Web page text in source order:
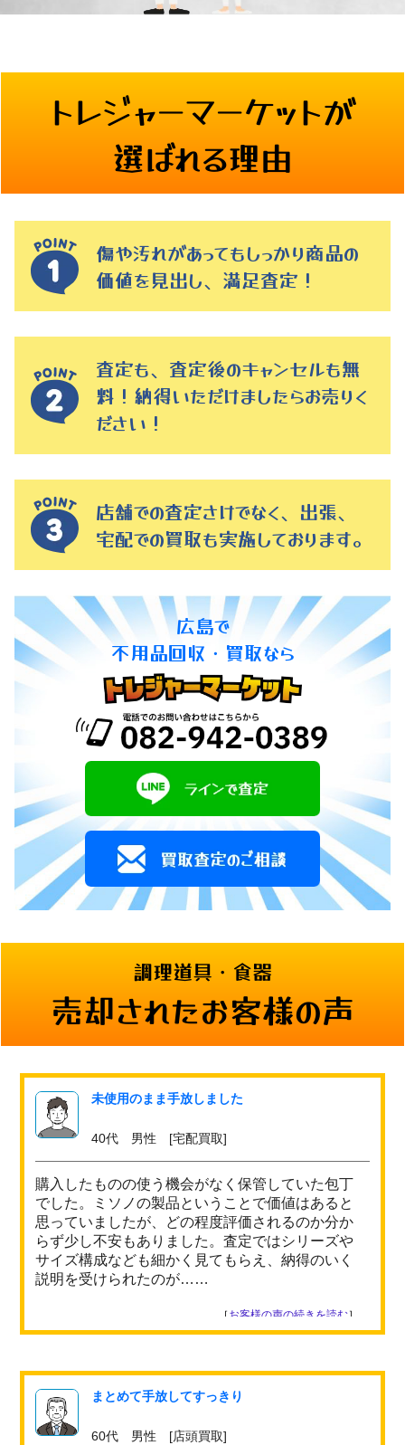
トレジャーマーケットが
選ばれる理由
傷や汚れがあってもしっかり商品の
価値を見出し、満足査定！
査定も、査定後のキャンセルも無
料！納得いただけましたらお売りく
ださい！
店舗での査定さけでなく、出張、
宅配での買取も実施しております。
広島で
不用品回収・買取なら
調理道具・食器
売却されたお客様の声
未使用のまま手放しました
40代 男性 [宅配買取]
購入したものの使う機会がなく保管していた包丁
でした。ミソノの製品ということで価値はあると
思っていましたが、どの程度評価されるのか分か
らず少し不安もありました。査定ではシリーズや
サイズ構成なども細かく見てもらえ、納得のいく
説明を受けられたのが……
［ お客様の声の続きを読む］
まとめて手放してすっきり
60代 男性 [店頭買取]